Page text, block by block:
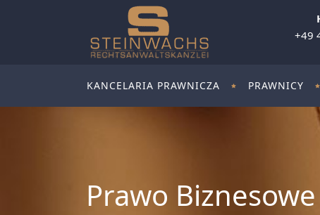
+49
KANCELARIA PRAWNICZA PRAWNICY
Prawo Biznesowe